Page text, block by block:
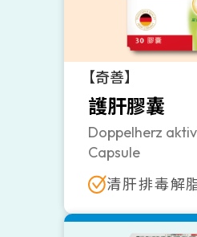
【奇善】
護肝膠囊
Doppelherz
Capsule
清肝排毒解